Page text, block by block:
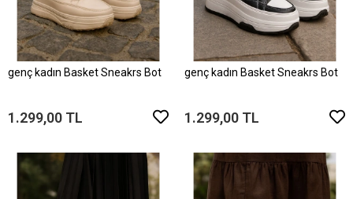
genç kadın Basket Sneakrs Bot
1.299,00 TL
genç kadın Basket Sneakrs Bot
1.299,00 TL